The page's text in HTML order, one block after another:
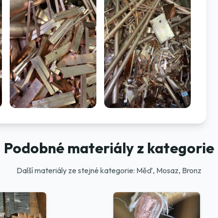
Podobné materiály z kategorie
Další materiály ze stejné kategorie: Měď, Mosaz, Bronz